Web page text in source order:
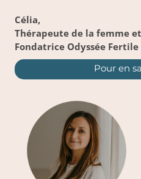
Célia,
Thérapeute de la femme et
Fondatrice Odyssée Fertile
Pour en